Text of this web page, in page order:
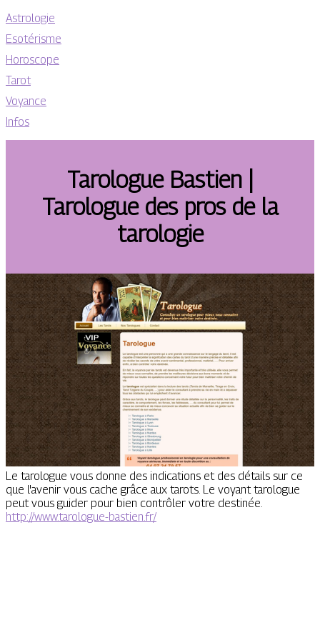
Astrologie
Esotérisme
Horoscope
Tarot
Voyance
Infos
Tarologue Bastien |
Tarologue des pros de la
tarologie
Le tarologue vous donne des indications et des détails sur ce
que l'avenir vous cache grâce aux tarots. Le voyant tarologue
peut vous guider pour bien contrôler votre destinée.
http://www.tarologue-bastien.fr/